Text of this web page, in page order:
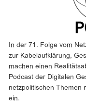
In der 71. Folge vom
zur Kabelaufklärung,
machen einen
Podcast der Digitalen
netzpolitischen Themen
ein.